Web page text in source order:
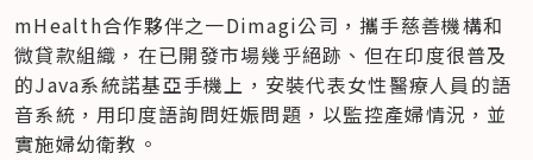
mHealth合作夥伴之一Dimagi公司，攜手慈善機構和
微貸款組織，在已開發市場幾乎絕跡、但在印度很普及
的Java系統諾基亞手機上，安裝代表女性醫療人員的語
音系統，用印度語詢問妊娠問題，以監控產婦情況，並
實施婦幼衛教。